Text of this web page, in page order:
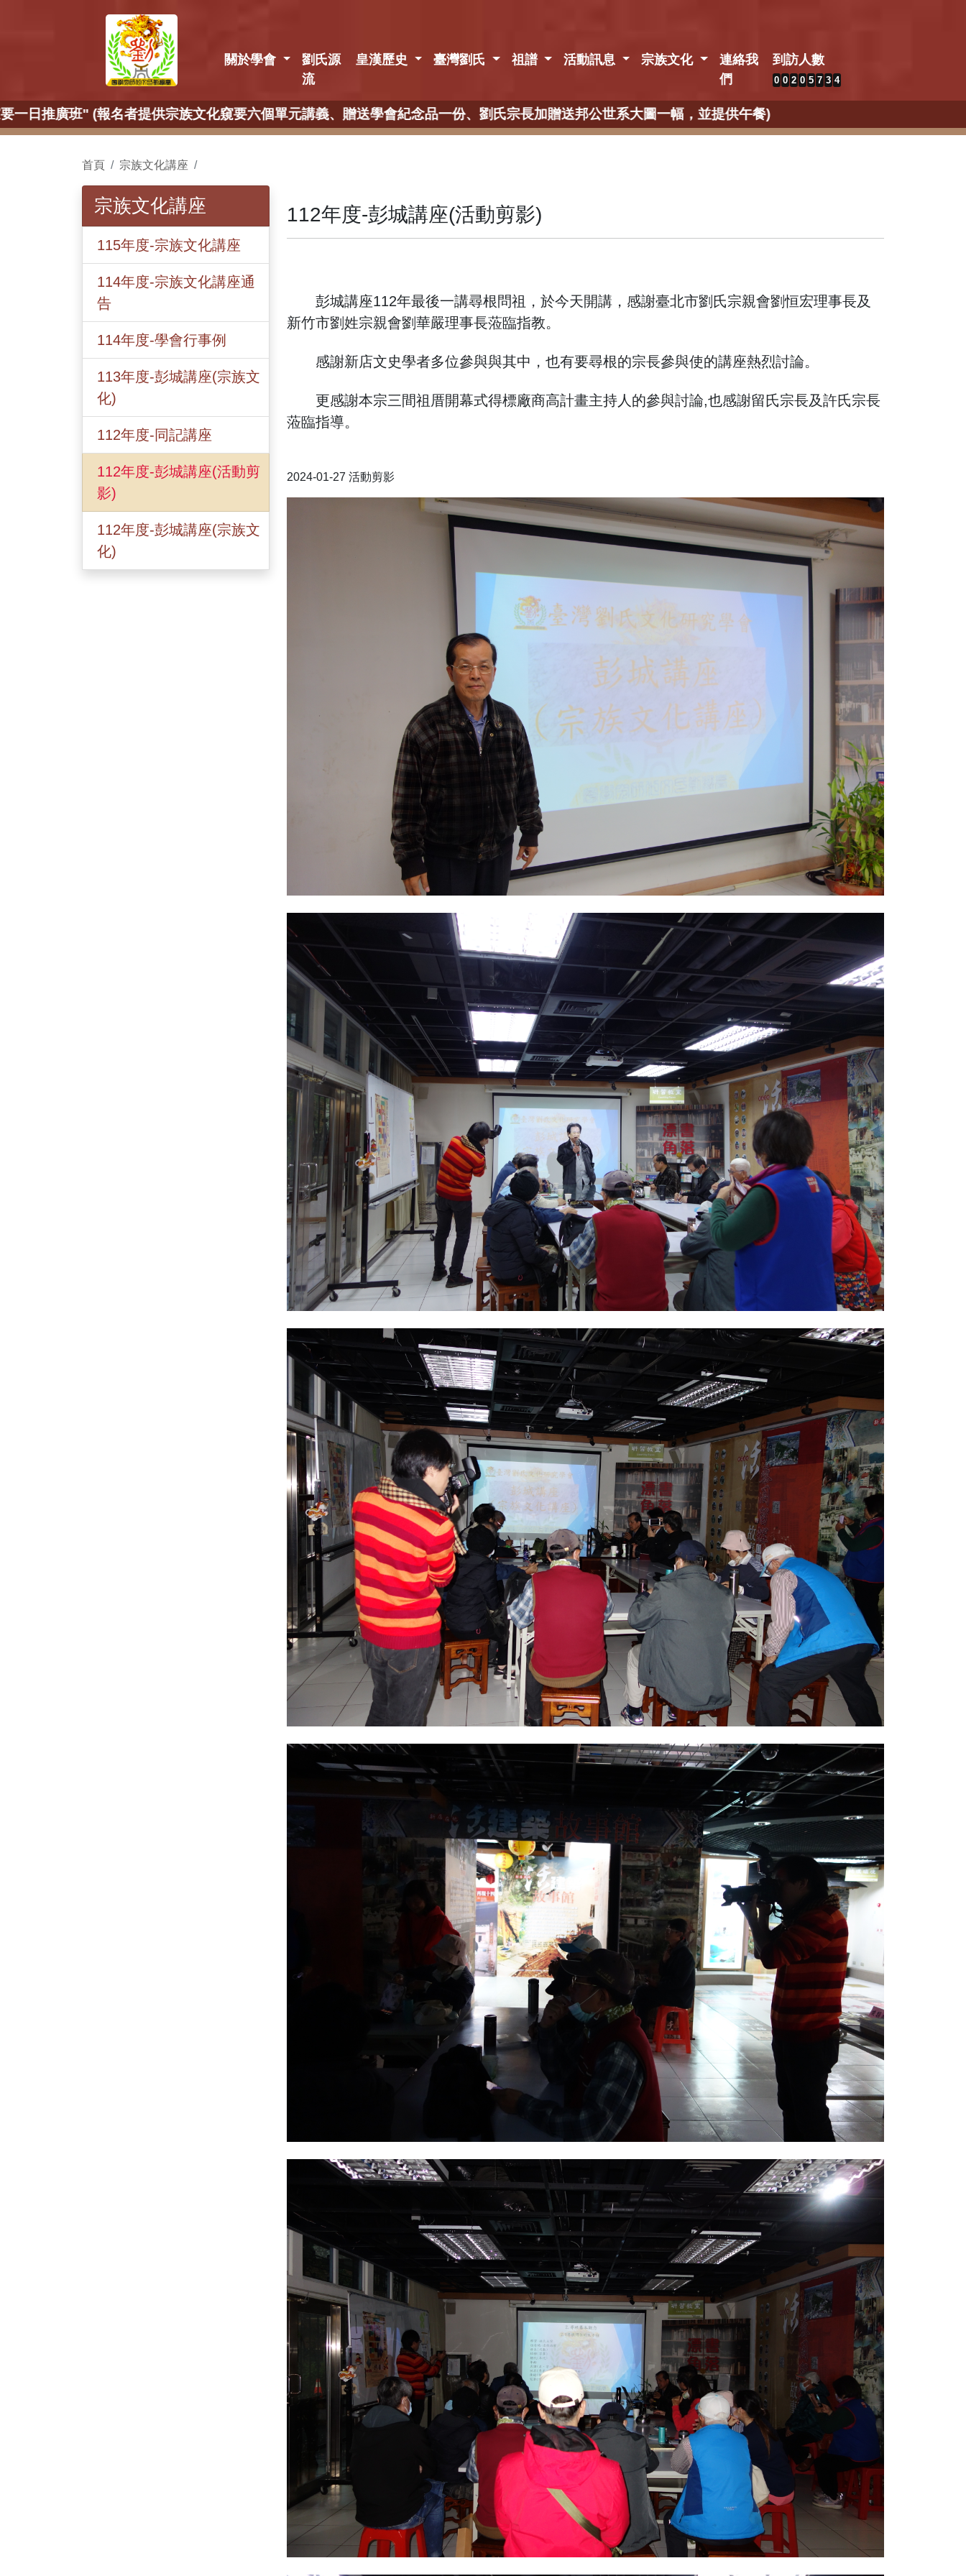
關於學會
劉氏源
流
皇漢歷史 臺灣劉氏 祖譜 活動訊息 宗族文化
連絡我
們
到訪人數
0 0 2 0 5 7 3 4
義、贈送學會紀念品一份、劉氏宗長加贈送邦公世系大圖一幅，並提供午餐)
首頁 宗族文化講座
宗族文化講座
115年度-宗族文化講座
114年度-宗族文化講座通
告
114年度-學會行事例
113年度-彭城講座(宗族文
化)
112年度-同記講座
112年度-彭城講座(活動剪
影)
112年度-彭城講座(宗族文
化)
112年度-彭城講座(活動剪影)
彭城講座112年最後一講尋根問祖，於今天開講，感謝臺北市劉氏宗親會劉恒宏理事長及
新竹市劉姓宗親會劉華嚴理事長蒞臨指教。
感謝新店文史學者多位參與與其中，也有要尋根的宗長參與使的講座熱烈討論。
更感謝本宗三間祖厝開幕式得標廠商高計畫主持人的參與討論,也感謝留氏宗長及許氏宗長
蒞臨指導。
2024-01-27 活動剪影